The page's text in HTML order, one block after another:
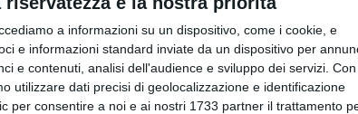
a informazioni su un dispositivo, come i cookie, e
e informazioni standard inviate da un dispositivo per
e contenuti, analisi dell'audience e sviluppo dei servizi. Con
utilizzare dati precisi di geolocalizzazione e identificazione
per consentire a noi e ai nostri 1733 partner il trattamento
polemica costruita a
battaglia politico, usando
amministrazione e risultati